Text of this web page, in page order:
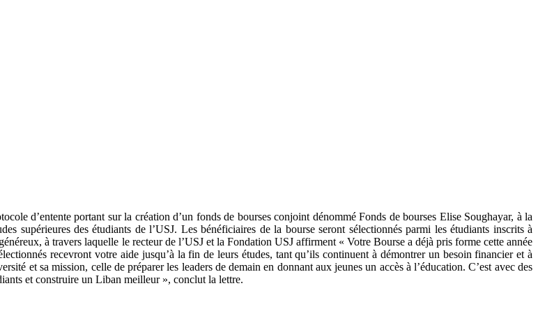
d’entente portant sur la création d’un fonds de bourses conjoint dénommé Fonds de bourses Elise Soughayar, à la
supérieures des étudiants de l’USJ. Les bénéficiaires de la bourse seront sélectionnés parmi les étudiants inscrits à
à travers laquelle le recteur de l’USJ et la Fondation USJ affirment « Votre Bourse a déjà pris forme cette année
recevront votre aide jusqu’à la fin de leurs études, tant qu’ils continuent à démontrer un besoin financier et à
et sa mission, celle de préparer les leaders de demain en donnant aux jeunes un accès à l’éducation. C’est avec des
et construire un Liban meilleur », conclut la lettre.